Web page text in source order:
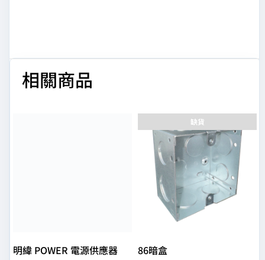
相關商品
明緯 POWER 電源供應器
缺貨
86暗盒